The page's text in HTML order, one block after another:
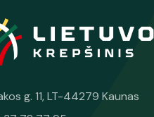
g. 11, LT-44279 Kaunas